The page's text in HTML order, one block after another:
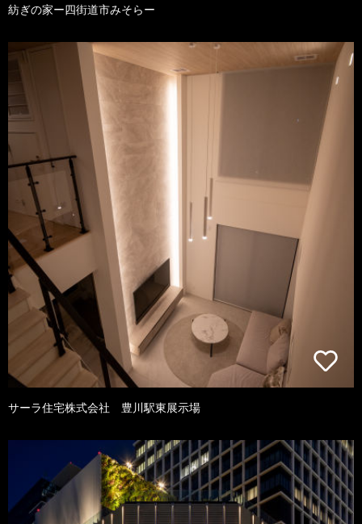
紡ぎの家ー四街道市みそらー
サーラ住宅株式会社 豊川駅東展示場